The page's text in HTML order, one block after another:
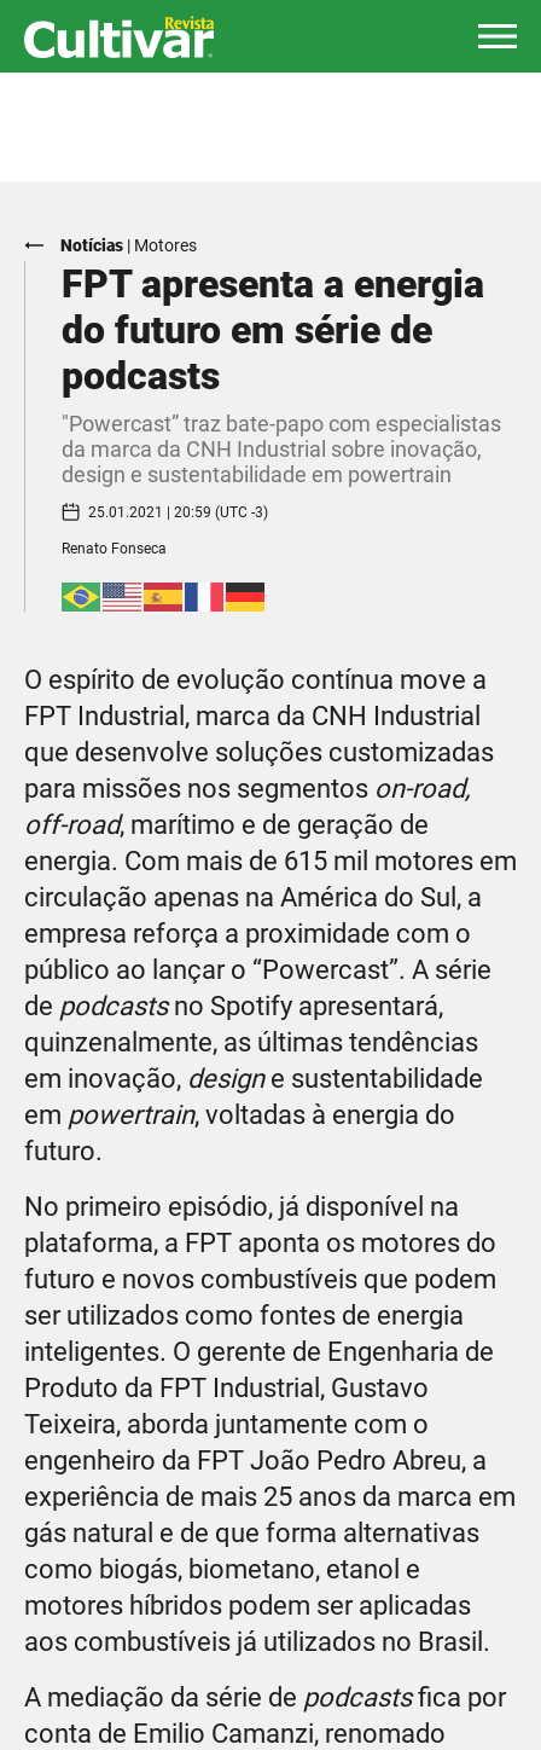
Notícias | Motores
FPT apresenta a energia
do futuro em série de
podcasts
"Powercast” traz bate-papo com especialistas
da marca da CNH Industrial sobre inovação,
design e sustentabilidade em powertrain
25.01.2021 | 20:59 (UTC -3)
Renato Fonseca
O espírito de evolução contínua move a
FPT Industrial, marca da CNH Industrial
que desenvolve soluções customizadas
para missões nos segmentos on-road,
off-road, marítimo e de geração de
energia. Com mais de 615 mil motores em
circulação apenas na América do Sul, a
empresa reforça a proximidade com o
público ao lançar o “Powercast”. A série
de podcastsno Spotify apresentará,
quinzenalmente, as últimas tendências
em inovação, designe sustentabilidade
em powertrain, voltadas à energia do
futuro.
No primeiro episódio, já disponível na
plataforma, a FPT aponta os motores do
futuro e novos combustíveis que podem
ser utilizados como fontes de energia
inteligentes. O gerente de Engenharia de
Produto da FPT Industrial, Gustavo
Teixeira, aborda juntamente com o
engenheiro da FPT João Pedro Abreu, a
experiência de mais 25 anos da marca em
gás natural e de que forma alternativas
como biogás, biometano, etanol e
motores híbridos podem ser aplicadas
aos combustíveis já utilizados no Brasil.
A mediação da série de podcastsfica por
conta de Emilio Camanzi, renomado